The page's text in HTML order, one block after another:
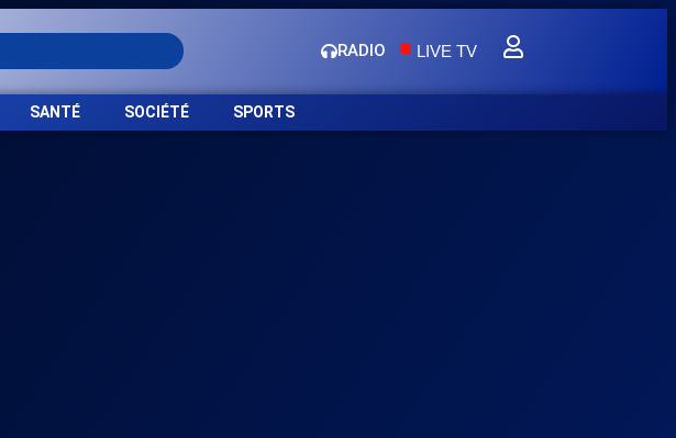
RADIO LIVE TV
SANTÉ SOCIÉTÉ SPORTS